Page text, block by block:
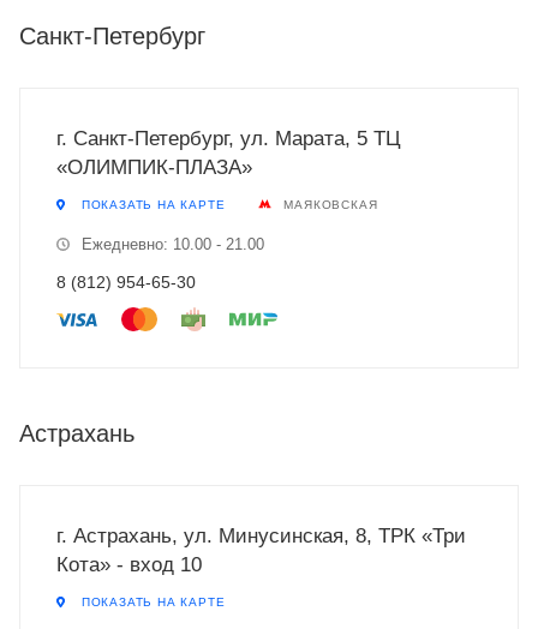
Санкт-Петербург
г. Санкт-Петербург, ул. Марата, 5 ТЦ
«ОЛИМПИК-ПЛАЗА»
ПОКАЗАТЬ НА КАРТЕ МАЯКОВСКАЯ
Ежедневно: 10.00 - 21.00
8 (812) 954-65-30
Астрахань
г. Астрахань, ул. Минусинская, 8, ТРК «Три
Кота» - вход 10
ПОКАЗАТЬ НА КАРТЕ